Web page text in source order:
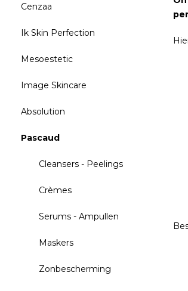
Cenzaa
Ik Skin Perfection
Mesoestetic
Image Skincare
Absolution
Pascaud
Cleansers - Peelings
Crèmes
Serums - Ampullen
Maskers
Zonbescherming